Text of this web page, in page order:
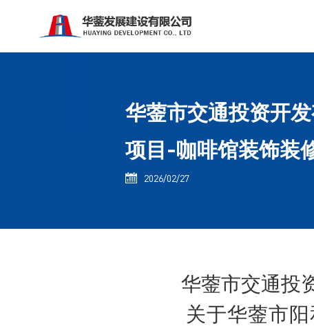
华蓥市交通投资开
项目-咖啡馆装饰装
 2026/02/27
华蓥市交通投
关于华蓥市